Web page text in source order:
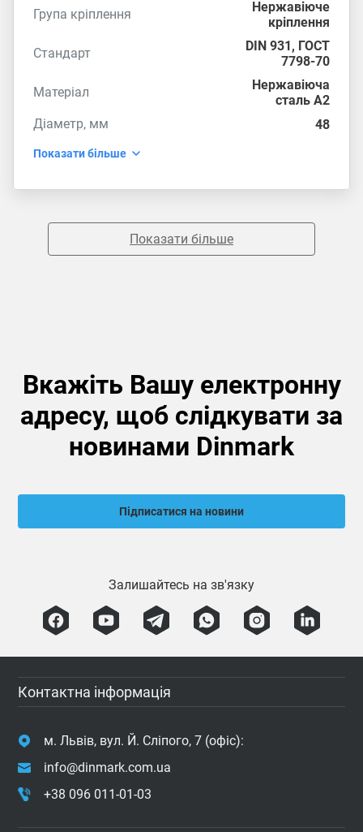
Група кріплення
Нержавіюче
кріплення
Стандарт
DIN 931, ГОСТ
7798-70
Матеріал
Нержавіюча
сталь А2
Діаметр, мм
48
Показати більше
Показати більше
Вкажіть Вашу електронну
адресу, щоб слідкувати за
новинами Dinmark
Підписатися на новини
Залишайтесь на зв'язку
Контактна інформація
м. Львів, вул. Й. Сліпого, 7 (офіс):
info@dinmark.com.ua
+38 096 011-01-03